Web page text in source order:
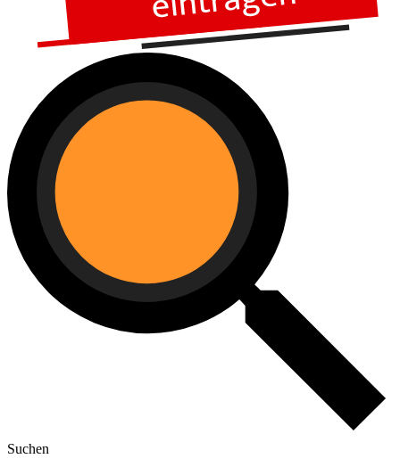
Suchen